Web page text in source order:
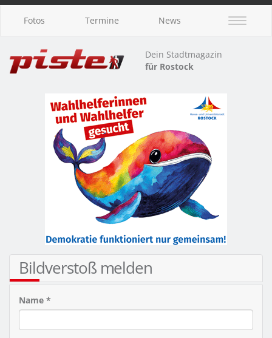
Fotos Termine News
Dein Stadtmagazin
für Rostock
Bildverstoß melden
Name *